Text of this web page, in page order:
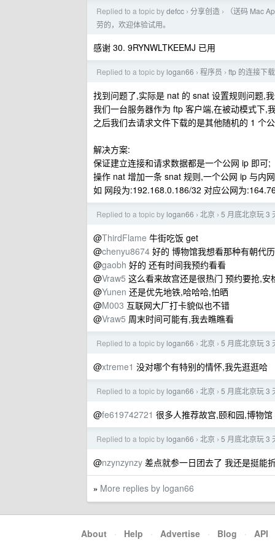
Replied to a topic bydefcc › 分享创造 ›
（送码 Mac
劳的，欢迎体验试用。
感谢 30. 9RYNWLTKEEMJ 已用
Replied to a topic by logan66 › 程序员 › ftp 的连接下
找到问题了,实际是 nat 的 snat 设置规则问题,
我们一台服务器作为 ftp 客户端,在被动模式下,
之后我们去请求文件下载的是其他随机的 1 个
解决方案:
保证建立连接和请求数据都是一个公网 ip 即可;
操作 nat 增加一条 snat 规则,一个公网 ip 与内
如 网段为:192.168.0.186/32 对应公网为
Replied to a topic by logan66 › 北京 › 5 月底北京玩 3
@ThirdFlame 牛街吃饭 get
@chenyu8674 好的 博物馆我想看那种有朝代
@gaobh 好的 还有时间我预约看看
@Vraw5 这么看来故宫还是很热门 预约要抢,
@Yunen 还是优先地铁,哈哈哈,怕晒
@M003 互联网大厂打卡貌似也不错
@Vraw5 周末时间可能有,我去瞧瞧看
Replied to a topic by logan66 › 北京 › 5 月底北京玩 3
@xtreme1 没对哪个有特别的情怀,我先逛逛哈
Replied to a topic by logan66 › 北京 › 5 月底北京玩 3
@fe619742721 很多人推荐故宫,颐和园,博物
Replied to a topic by logan66 › 北京 › 5 月底北京玩 3
@nzynzynzy 差点就参一日团去了 我还是挺能
» More replies by logan66
About · Help · Advertise · Blog · API